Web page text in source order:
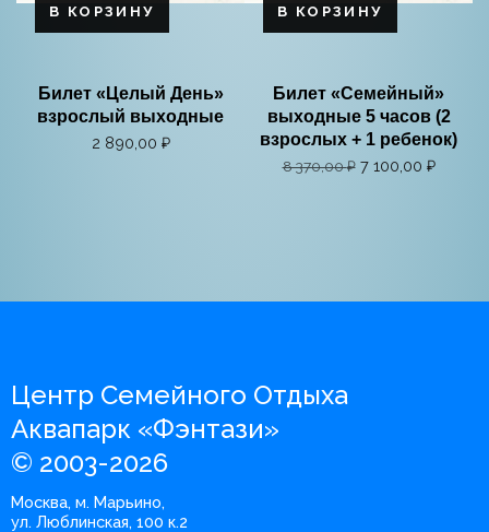
В КОРЗИНУ
Билет «Целый День»
взрослый выходные
2 890,00 ₽
В КОРЗИНУ
Билет «Семейный»
выходные 5 часов (2
взрослых + 1 ребенок)
8 370,00₽ 7 100,00 ₽
Центр Семейного Отдыха
Аквапарк «Фэнтази»
© 2003-2026
Москва, м. Марьино,
ул. Люблинская, 100 к.2